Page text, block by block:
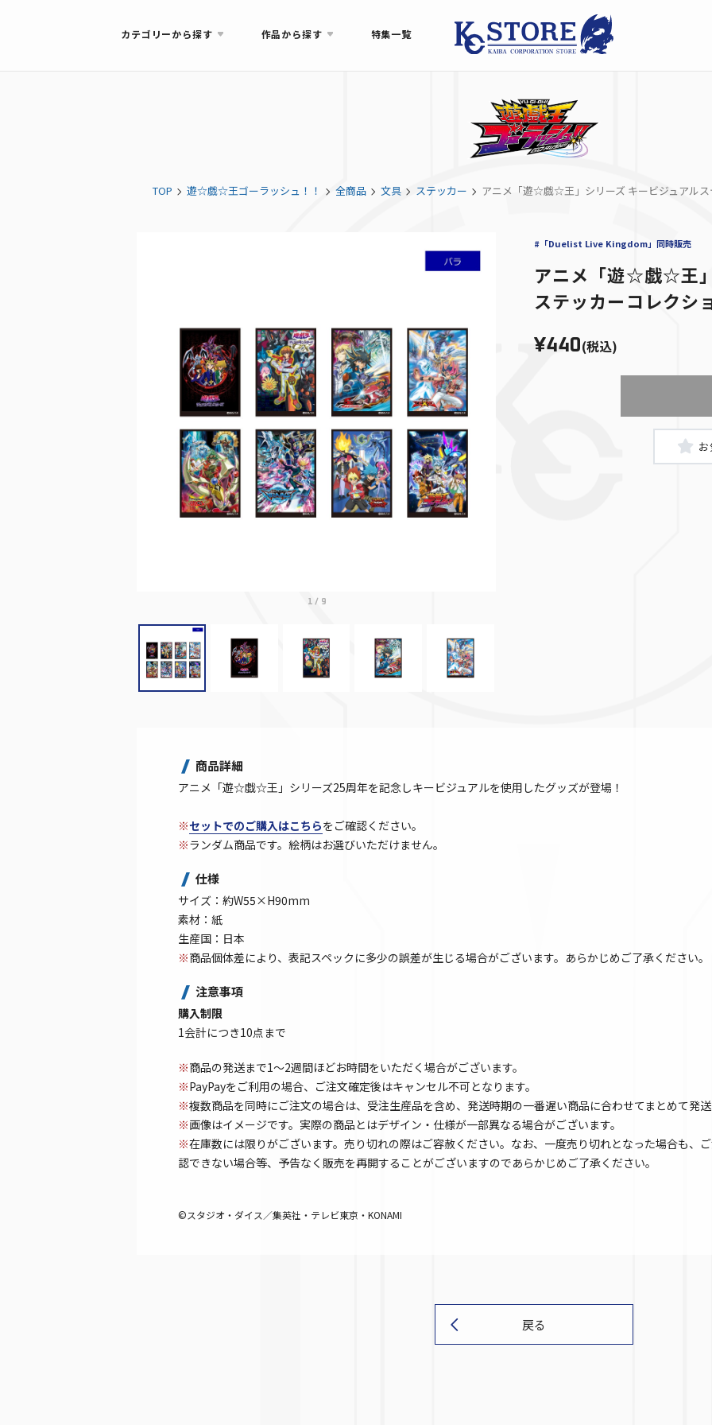
カテゴリーから探す 作品から探す 特集一覧
TOP 遊☆戯☆王ゴーラッシュ！！ 全商品 文具 ステッカー アニメ「遊☆戯☆王」シリーズ キービジュアル
1/ 9
#「Duelist Live Kingdom」同時販売
アニメ「遊☆戯☆王
ステッカーコレクシ
¥440(税込)
商品詳細
アニメ「遊☆戯☆王」シリーズ25周年を記念しキービジュアルを使用したグッズが登場！
※セットでのご購入はこちらをご確認ください。
※ランダム商品です。絵柄はお選びいただけません。
仕様
サイズ：約W55×H90mm
素材：紙
生産国：日本
※商品個体差により、表記スペックに多少の誤差が生じる場合がございます。あらかじめご了承ください。
注意事項
購入制限
1会計につき10点まで
※商品の発送まで1～2週間ほどお時間をいただく場合がございます。
※PayPayをご利用の場合、ご注文確定後はキャンセル不可となります。
※複数商品を同時にご注文の場合は、受注生産品を含め、発送時期の一番遅い商品に合わせてまとめて発
※画像はイメージです。実際の商品とはデザイン・仕様が一部異なる場合がございます。
※在庫数には限りがございます。売り切れの際はご容赦ください。なお、一度売り切れとなった場合も、
認できない場合等、予告なく販売を再開することがございますのであらかじめご了承ください。
©スタジオ・ダイス／集英社・テレビ東京・KONAMI
戻る